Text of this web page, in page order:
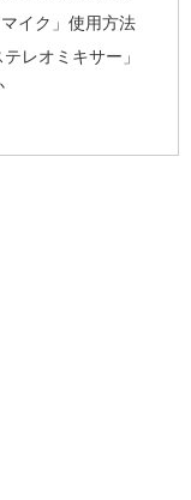
イク」使用方法
レオミキサー」